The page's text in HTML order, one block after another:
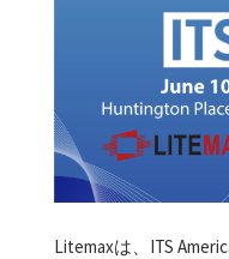
Litemaxは、ITS